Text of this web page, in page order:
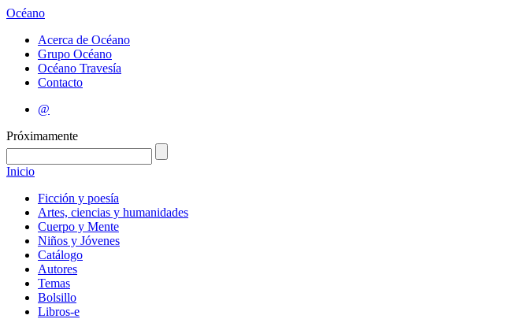
Océano
Acerca de Océano
Grupo Océano
Océano Travesía
Contacto
@
Próximamente
Inicio
Ficción y poesía
Artes, ciencias y humanidades
Cuerpo y Mente
Niños y Jóvenes
Catálogo
Autores
Temas
Bolsillo
Libros-e